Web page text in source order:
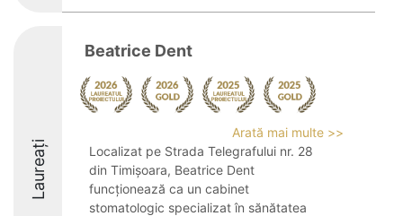
Laureați
Beatrice Dent
Arată mai multe >>
Localizat pe Strada Telegrafului nr. 28
din Timișoara, Beatrice Dent
funcționează ca un cabinet
stomatologic specializat în sănătatea